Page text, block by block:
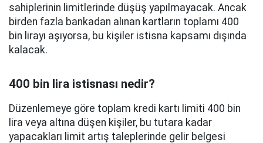
sahiplerinin limitlerinde düşüş yapılmayacak. Ancak
birden fazla bankadan alınan kartların toplamı 400
bin lirayı aşıyorsa, bu kişiler istisna kapsamı dışında
kalacak.
400 bin lira istisnası nedir?
Düzenlemeye göre toplam kredi kartı limiti 400 bin
lira veya altına düşen kişiler, bu tutara kadar
yapacakları limit artış taleplerinde gelir belgesi